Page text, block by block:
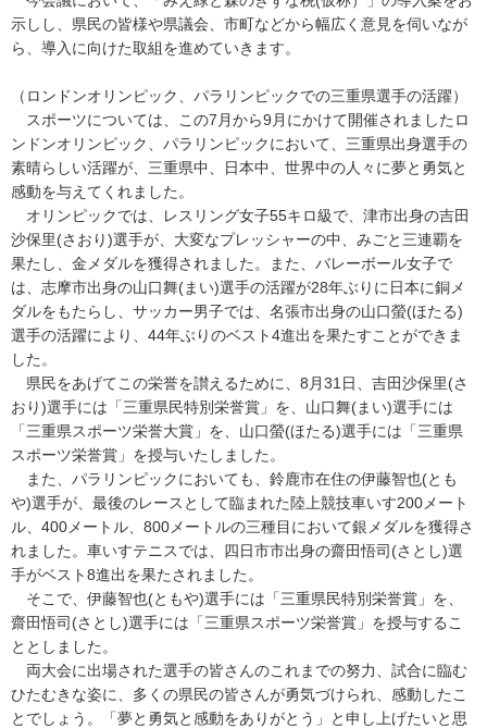
示しし、県民の皆様や県議会、市町などから幅広く意見を伺いなが
ら、導入に向けた取組を進めていきます。
（ロンドンオリンピック、パラリンピックでの三重県選手の活躍）
スポーツについては、この7月から9月にかけて開催されましたロ
ンドンオリンピック、パラリンピックにおいて、三重県出身選手の
素晴らしい活躍が、三重県中、日本中、世界中の人々に夢と勇気と
感動を与えてくれました。
オリンピックでは、レスリング女子55キロ級で、津市出身の吉田
沙保里(さおり)選手が、大変なプレッシャーの中、みごと三連覇を
果たし、金メダルを獲得されました。また、バレーボール女子で
は、志摩市出身の山口舞(まい)選手の活躍が28年ぶりに日本に銅メ
ダルをもたらし、サッカー男子では、名張市出身の山口螢(ほたる)
選手の活躍により、44年ぶりのベスト4進出を果たすことができま
した。
県民をあげてこの栄誉を讃えるために、8月31日、吉田沙保里(さ
おり)選手には「三重県民特別栄誉賞」を、山口舞(まい)選手には
「三重県スポーツ栄誉大賞」を、山口螢(ほたる)選手には「三重県
スポーツ栄誉賞」を授与いたしました。
また、パラリンピックにおいても、鈴鹿市在住の伊藤智也(とも
や)選手が、最後のレースとして臨まれた陸上競技車いす200メート
ル、400メートル、800メートルの三種目において銀メダルを獲得さ
れました。車いすテニスでは、四日市市出身の齋田悟司(さとし)選
手がベスト8進出を果たされました。
そこで、伊藤智也(ともや)選手には「三重県民特別栄誉賞」を、
齋田悟司(さとし)選手には「三重県スポーツ栄誉賞」を授与するこ
ととしました。
両大会に出場された選手の皆さんのこれまでの努力、試合に臨む
ひたむきな姿に、多くの県民の皆さんが勇気づけられ、感動したこ
とでしょう。「夢と勇気と感動をありがとう」と申し上げたいと思